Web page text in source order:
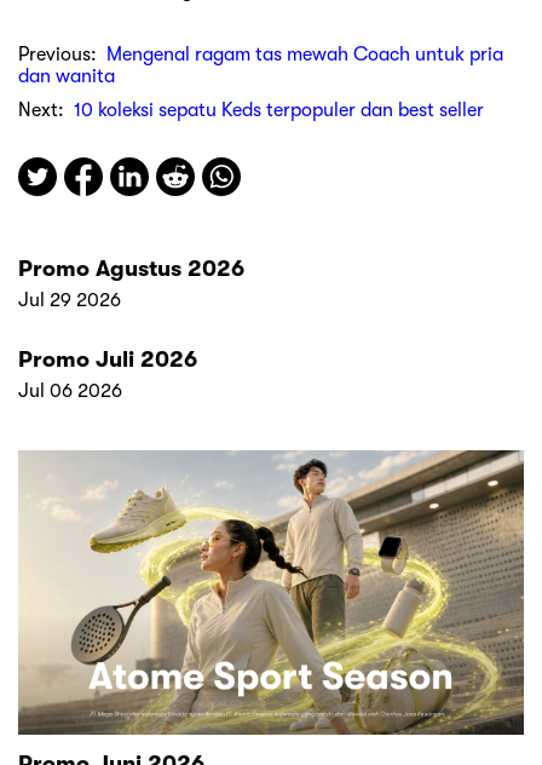
Previous:
Mengenal ragam tas mewah Coach untuk pria
dan wanita
Next: 10 koleksi sepatu Keds terpopuler dan best seller
Promo Agustus 2026
Jul 29 2026
Promo Juli 2026
Jul 06 2026